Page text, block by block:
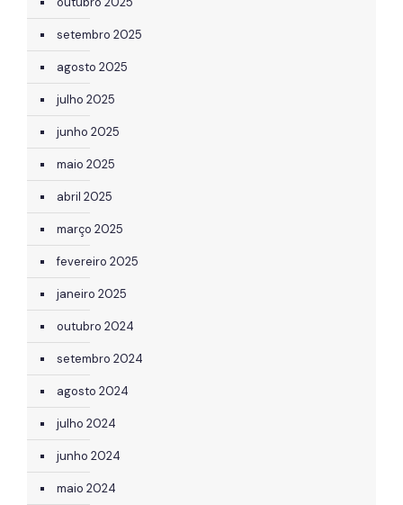
setembro 2025
agosto 2025
julho 2025
junho 2025
maio 2025
abril 2025
março 2025
fevereiro 2025
janeiro 2025
outubro 2024
setembro 2024
agosto 2024
julho 2024
junho 2024
maio 2024